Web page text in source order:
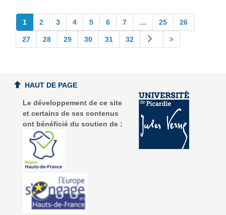
1 2 3 4 5 6 7 … 25 26
27 28 29 30 31 32
Le développement de ce site
et certains de ses contenus
ont bénéficié du soutien de :
HAUT DE PAGE